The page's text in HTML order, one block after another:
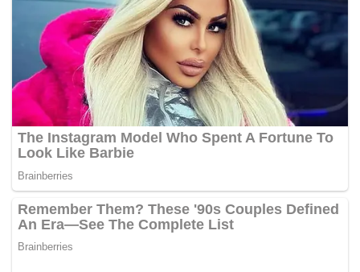
“Saya mengucapkan semoga beruntung untuk
mereka. Harapannya, mereka bisa membawa
pengalaman berharga dari timnas kembali ke klub,
dan yang paling penting adalah memberikan yang
terbaik untuk Indonesia,” kata pelatih yang pernah
menangani Galatasaray itu.
Selain Dewa United, Persija Jakarta juga
menyumbang empat pemain untuk pemanggilan
timnas, yakni Fajar Fathurrahman, Shayne
Pattynama, Witan Sulaeman, dan Eksel Runtukahu.(*)